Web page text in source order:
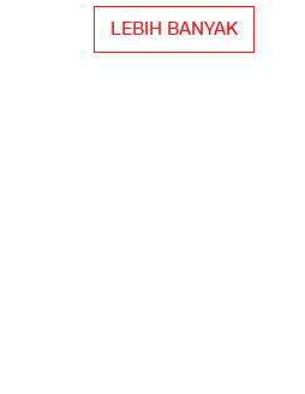
LEBIH BANYAK